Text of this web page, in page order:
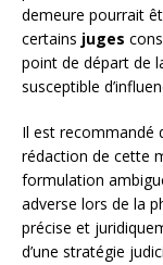
demeure pourrait
certains juges
point de départ de
susceptible
Il est recommandé
rédaction de cette
formulation
adverse lors de la
précise et
d’une stratégie